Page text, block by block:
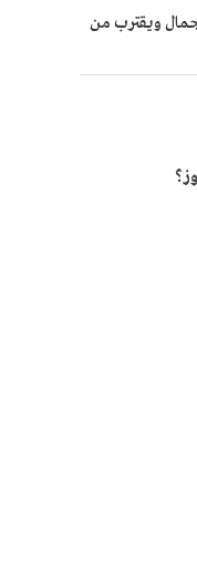
جمال ويقترب من